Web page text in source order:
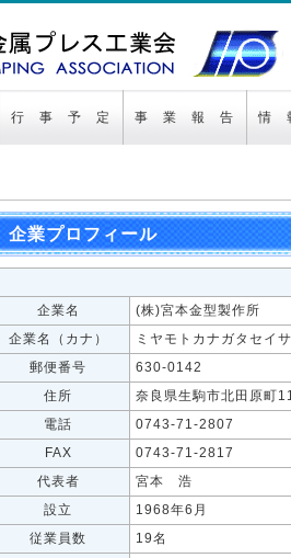
行 事 予 定 事 業 報 告 情
企業プロフィール
企業名
(株)宮本金型製作所
企業名（カナ）
ミヤモトカナガタセイ
郵便番号
630-0142
住所
奈良県生駒市北田原町
電話
0743-71-2807
FAX
0743-71-2817
代表者
宮本 浩
設立
1968年6月
従業員数
19名